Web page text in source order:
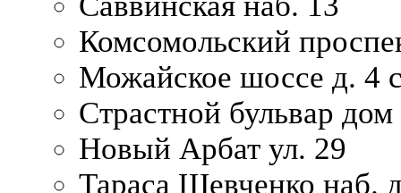
Комсомольский
Можайское шоссе д. 4
Страстной бульвар дом
Новый Арбат ул. 29
Тараса Шевченко наб.